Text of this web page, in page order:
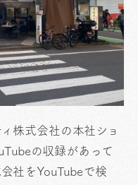
株式会社の本社ショ
の収録があって
社をYouTubeで検